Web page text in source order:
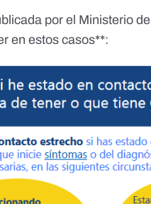
por el Ministerio
en estos casos**: